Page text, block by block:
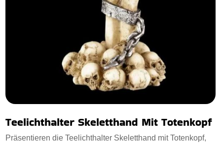
Teelichthalter Skeletthand Mit Totenkopf
Präsentieren die Teelichthalter Skeletthand mit Totenkopf,